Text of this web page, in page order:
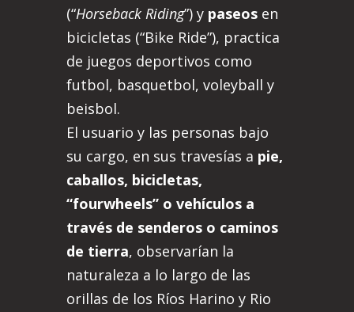
(“Horseback Riding”) y paseos en
bicicletas (“Bike Ride”), practica
de juegos deportivos como
futbol, basquetbol, voleyball y
beisbol.
El usuario y las personas bajo
su cargo, en sus travesías a pie,
caballos, bicicletas,
“fourwheels” o vehículos a
través de senderos o caminos
de tierra, observarían la
naturaleza a lo largo de las
orillas de los Ríos Harino y Rio